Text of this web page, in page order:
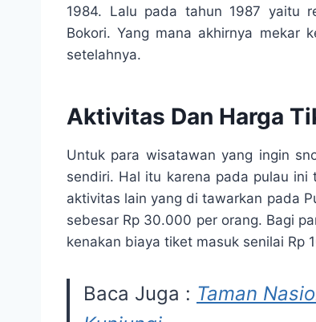
1984. Lalu pada tahun 1987 yaitu
Bokori. Yang mana akhirnya mekar
setelahnya.
Aktivitas Dan Harga
Untuk para wisatawan yang ingin
sendiri. Hal itu karena pada pulau
aktivitas lain yang di tawarkan pada
sebesar Rp 30.000 per orang. Bagi
kenakan biaya tiket masuk senilai Rp
Baca Juga : Taman